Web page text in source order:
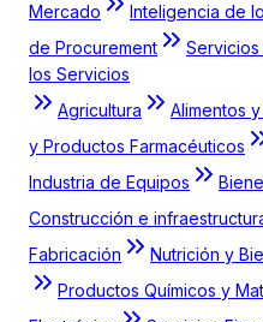
Mercado
Inteligencia de
de Procurement
los Servicios
Agricultura
Alimentos
y Productos Farmacéuticos
Industria de Equipos
Construcción e
Fabricación
Nutrición y
Productos Químicos y